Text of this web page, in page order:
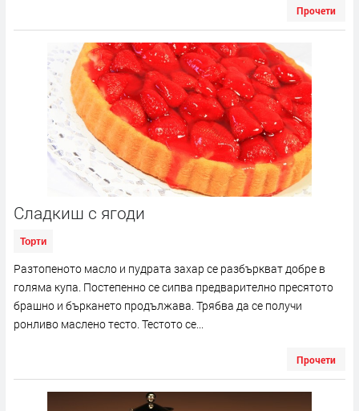
Прочети
Сладкиш с ягоди
Торти
Разтопеното масло и пудрата захар се разбъркват добре в
голяма купа. Постепенно се сипва предварително пресятото
брашно и бъркането продължава. Трябва да се получи
ронливо маслено тесто. Тестото се...
Прочети